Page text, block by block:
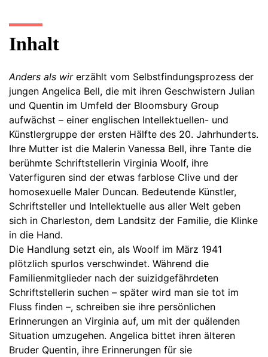
Inhalt
Anders als wirerzählt vom Selbstfindungsprozess der
jungen Angelica Bell, die mit ihren Geschwistern Julian
und Quentin im Umfeld der Bloomsbury Group
aufwächst – einer englischen Intellektuellen- und
Künstlergruppe der ersten Hälfte des 20. Jahrhunderts.
Ihre Mutter ist die Malerin Vanessa Bell, ihre Tante die
berühmte Schriftstellerin Virginia Woolf, ihre
Vaterfiguren sind der etwas farblose Clive und der
homosexuelle Maler Duncan. Bedeutende Künstler,
Schriftsteller und Intellektuelle aus aller Welt geben
sich in Charleston, dem Landsitz der Familie, die Klinke
in die Hand.
Die Handlung setzt ein, als Woolf im März 1941
plötzlich spurlos verschwindet. Während die
Familienmitglieder nach der suizidgefährdeten
Schriftstellerin suchen – später wird man sie tot im
Fluss finden –, schreiben sie ihre persönlichen
Erinnerungen an Virginia auf, um mit der quälenden
Situation umzugehen. Angelica bittet ihren älteren
Bruder Quentin, ihre Erinnerungen für sie